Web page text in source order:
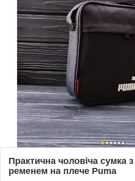
Практична чоловіча сумка
ременем на плече Puma